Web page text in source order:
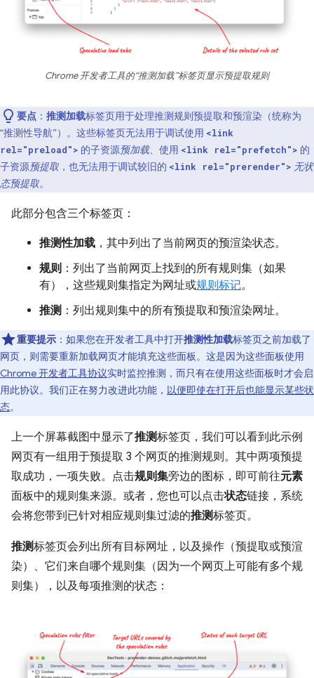
Chrome 开发者工具的“推测加载”标签页显示预提取规则
要点 ： 推测加载标签页用于处理推测规则预提取和预渲染（统称为
“推测性导航”）。这些标签页无法用于调试使用 <link
rel="preload"> 的子资源预加载、使用 <link rel="prefetch"> 的
子资源预提取，也无法用于调试较旧的 <link rel="prerender"> 无状
态预提取。
此部分包含三个标签页：
推测性加载 ，其中列出了当前网页的预渲染状态。
规则 ：列出了当前网页上找到的所有规则集（如果
有），这些规则集指定为网址或规则标记。
推测 ：列出规则集中的所有预提取和预渲染网址。
重要提示 ：如果您在开发者工具中打开推测性加载标签页之前加载了
网页，则需要重新加载网页才能填充这些面板。这是因为这些面板使用
Chrome 开发者工具协议实时监控推测，而只有在使用这些面板时才会启
用此协议。我们正在努力改进此功能， 以便即使在打开后也能显示某些状
态。
上一个屏幕截图中显示了推测标签页，我们可以看到此示例
网页有一组用于预提取 3 个网页的推测规则。其中两项预提
取成功，一项失败。点击规则集旁边的图标，即可前往元素
面板中的规则集来源。或者，您也可以点击状态链接，系统
会将您带到已针对相应规则集过滤的推测标签页。
推测标签页会列出所有目标网址，以及操作（预提取或预渲
染）、它们来自哪个规则集（因为一个网页上可能有多个规
则集），以及每项推测的状态：